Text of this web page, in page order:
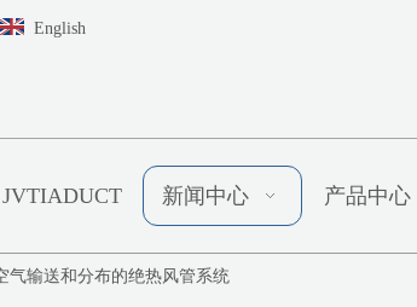
English
JVTIADUCT 新闻中心 产品中心
气输送和分布的绝热风管系统